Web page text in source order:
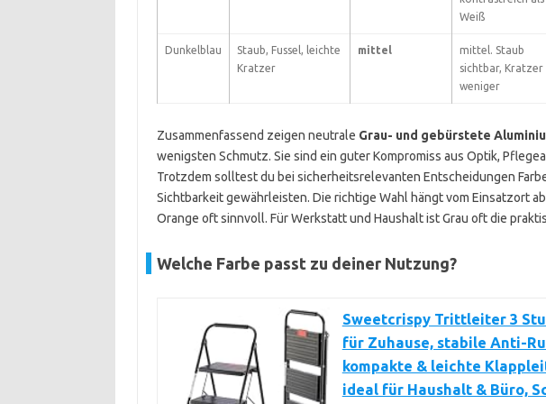
Weiß
Dunkelblau
Staub, Fussel, leichte
Kratzer
mittel
mittel. Staub
sichtbar, Kratzer
weniger
Zusammenfassend zeigen neutrale Grau- und gebürstete
wenigsten Schmutz. Sie sind ein guter Kompromiss aus Optik,
Trotzdem solltest du bei sicherheitsrelevanten Entscheidungen
Sichtbarkeit gewährleisten. Die richtige Wahl hängt vom Einsatzort
Orange oft sinnvoll. Für Werkstatt und Haushalt ist Grau oft die
Welche Farbe passt zu deiner Nutzung?
Sweetcrispy Trittleiter 3
für Zuhause, stabile Anti-
kompakte & leichte
ideal für Haushalt & Büro,